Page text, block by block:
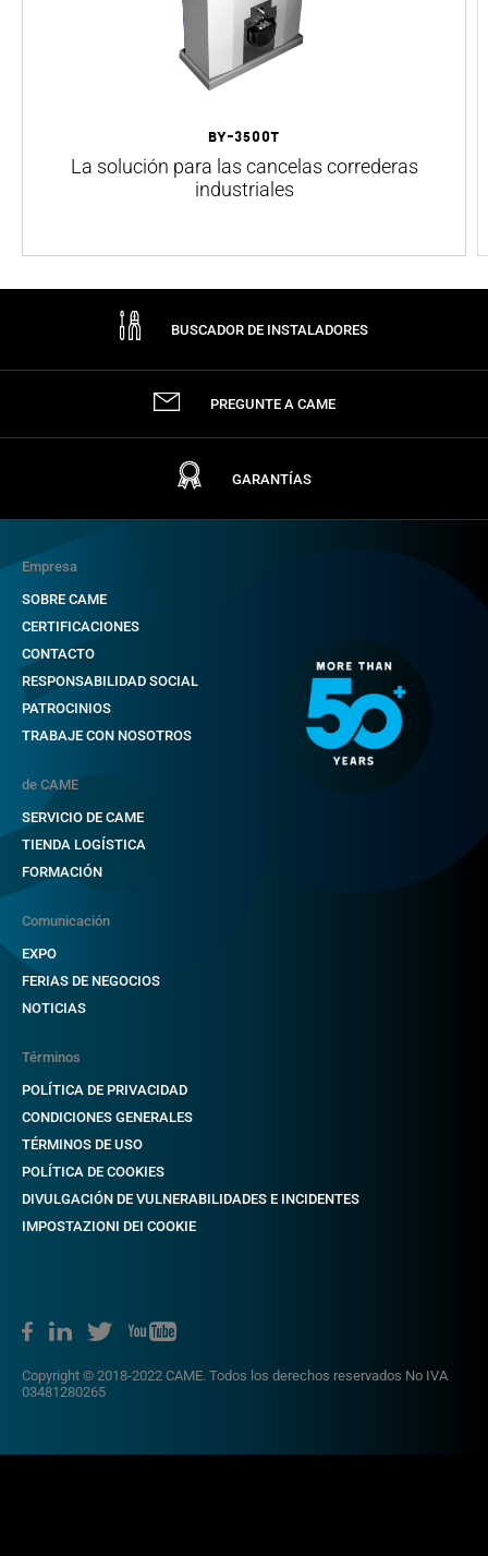
BY-3500T
La solución para las cancelas correderas
industriales
BUSCADOR DE INSTALADORES
PREGUNTE A CAME
GARANTÍAS
Empresa
SOBRE CAME
CERTIFICACIONES
CONTACTO
RESPONSABILIDAD SOCIAL
PATROCINIOS
TRABAJE CON NOSOTROS
de CAME
SERVICIO DE CAME
TIENDA LOGÍSTICA
FORMACIÓN
Comunicación
EXPO
FERIAS DE NEGOCIOS
NOTICIAS
Copyright © 2018-2022 CAME. Todos los derechos reservados No IVA
03481280265
Términos
POLÍTICA DE PRIVACIDAD
CONDICIONES GENERALES
TÉRMINOS DE USO
POLÍTICA DE COOKIES
DIVULGACIÓN DE VULNERABILIDADES E INCIDENTES
IMPOSTAZIONI DEI COOKIE